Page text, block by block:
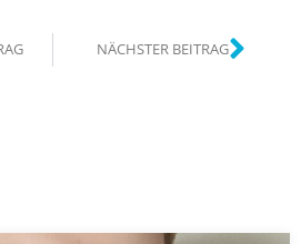
NÄCHSTER BEITRAG